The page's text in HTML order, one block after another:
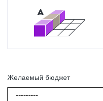
Желаемый бюджет
---------